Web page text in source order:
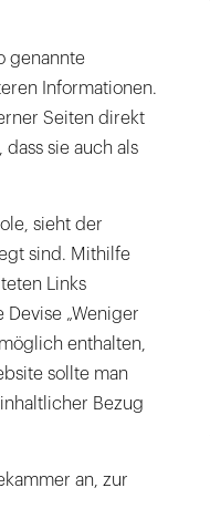
genannte
Informationen.
Seiten direkt
sie auch als
sieht der
sind. Mithilfe
Links
„Weniger
enthalten,
sollte man
Bezug
an, zur